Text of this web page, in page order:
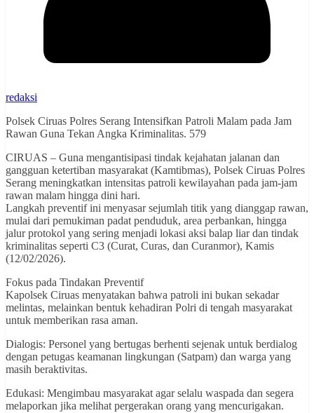
redaksi
Polsek Ciruas Polres Serang Intensifkan Patroli Malam pada Jam
Rawan Guna Tekan Angka Kriminalitas. 579
CIRUAS – Guna mengantisipasi tindak kejahatan jalanan dan
gangguan ketertiban masyarakat (Kamtibmas), Polsek Ciruas Polres
Serang meningkatkan intensitas patroli kewilayahan pada jam-jam
rawan malam hingga dini hari.
Langkah preventif ini menyasar sejumlah titik yang dianggap rawan,
mulai dari pemukiman padat penduduk, area perbankan, hingga
jalur protokol yang sering menjadi lokasi aksi balap liar dan tindak
kriminalitas seperti C3 (Curat, Curas, dan Curanmor), Kamis
(12/02/2026).
Fokus pada Tindakan Preventif
Kapolsek Ciruas menyatakan bahwa patroli ini bukan sekadar
melintas, melainkan bentuk kehadiran Polri di tengah masyarakat
untuk memberikan rasa aman.
Dialogis: Personel yang bertugas berhenti sejenak untuk berdialog
dengan petugas keamanan lingkungan (Satpam) dan warga yang
masih beraktivitas.
Edukasi: Mengimbau masyarakat agar selalu waspada dan segera
melaporkan jika melihat pergerakan orang yang mencurigakan.